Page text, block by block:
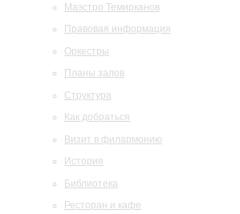
Маэстро Темирканов
Правовая информация
Оркестры
Планы залов
Структура
Как добраться
Визит в филармонию
История
Библиотека
Ресторан и кафе